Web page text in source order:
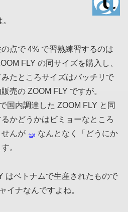
点で 4% で習熟練習するのは
FLY の同サイズを購入し、
たところサイズはバッチリで
売の ZOOM FLY ですが。
国内調達した ZOOM FLY と同
かどうかはビミョーなところ
んが
なんとなく「どうにか
。
はベトナムで生産されたもので
イナなんですよね。